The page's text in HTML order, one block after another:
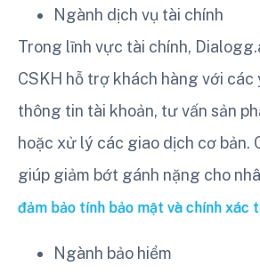
Ngành dịch vụ tài chính
Trong lĩnh vực tài chính,
CSKH hỗ trợ khách hàng với các
thông tin tài khoản, tư vấn sản
hoặc xử lý các giao dịch cơ bản.
giúp giảm bớt gánh nặng cho
đảm bảo tính bảo mật và chính xác
Ngành bảo hiểm